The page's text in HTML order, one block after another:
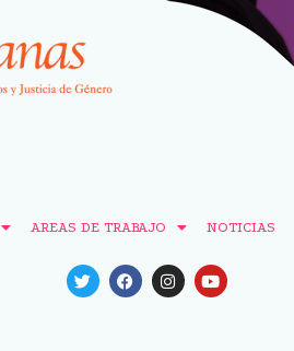
AREAS DE TRABAJO NOTICIAS